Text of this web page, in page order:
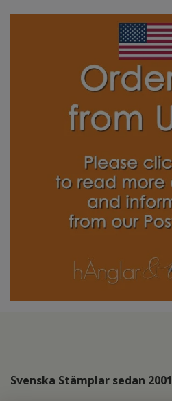
Svenska Stämplar sedan 2001